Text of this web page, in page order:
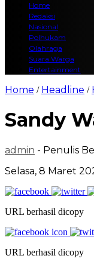
Home
Redaksi
Nasional
Polhukam
Olahraga
Suara Warga
Entertainment
Home / Headline /
Sandy
admin - Penulis
Selasa, 8 Maret
URL berhasil dicopy
URL berhasil dicopy